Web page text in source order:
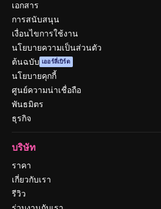
เอกสาร
การสนับสนุน
เงื่อนไขการใช้งาน
นโยบายความเป็นส่วนตัว
ต้นฉบับ เออร์ลี่เบิร์ด
นโยบายคุกกี้
ศูนย์ความน่าเชื่อถือ
พันธมิตร
ธุรกิจ
บริษัท
ราคา
เกี่ยวกับเรา
รีวิว